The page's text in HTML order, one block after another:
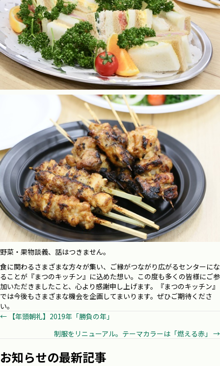
野菜・果物談義、話はつきません。
食に関わるさまざまな方々が集い、ご縁がつながり広がるセンターにな
ることが『まつのキッチン』に込めた想い。この度も多くの皆様にご参
加いただきましたこと、心より感謝申し上げます。『まつのキッチン』
では今後もさまざまな機会を企画してまいります。ぜひご期待くださ
い。
Posts
navigation
← 【年頭朝礼】2019年「勝負の年」
制服をリニューアル。テーマカラーは「燃える赤」 →
お知らせの最新記事